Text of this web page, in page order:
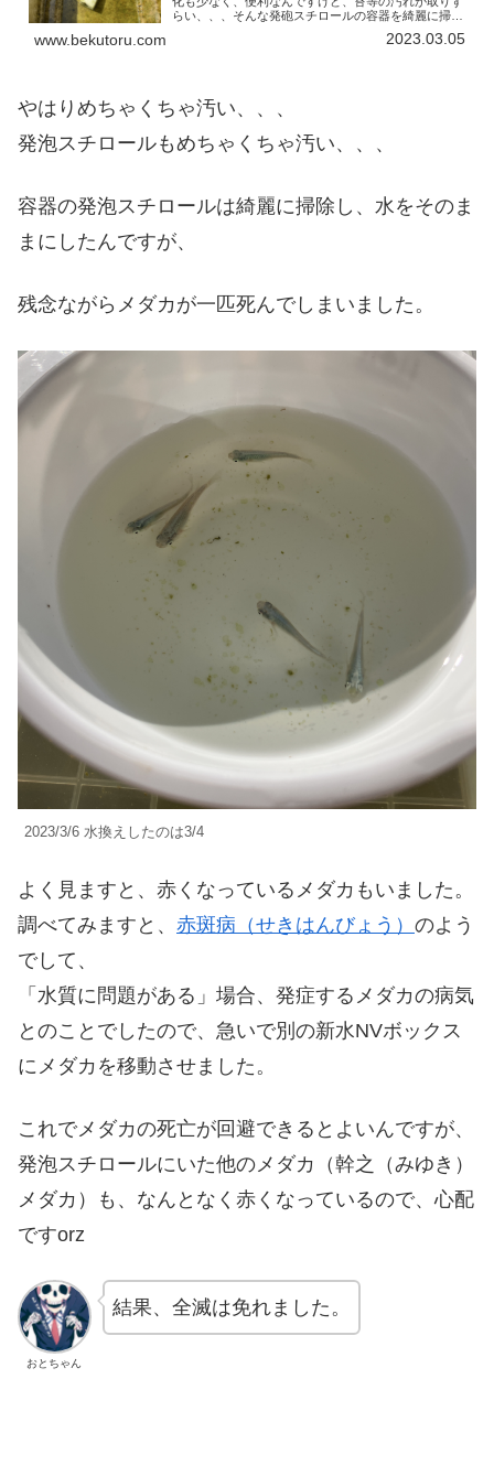
らい、、、そんな発砲スチロールの容器を綺麗に掃除
www.bekutoru.com 2023.03.05
やはりめちゃくちゃ汚い、、、
発泡スチロールもめちゃくちゃ汚い、、、
容器の発泡スチロールは綺麗に掃除し、水をそのま
まにしたんですが、
残念ながらメダカが一匹死んでしまいました。
2023/3/6 水換えしたのは3/4
よく見ますと、赤くなっているメダカもいました。
調べてみますと、 赤斑病（せきはんびょう） のよう
でして、
「水質に問題がある」場合、発症するメダカの病気
とのことでしたので、急いで別の新水NVボックス
にメダカを移動させました。
これでメダカの死亡が回避できるとよいんですが、
発泡スチロールにいた他のメダカ（幹之（みゆき）
メダカ）も、なんとなく赤くなっているので、心配
ですorz
おとちゃん
結果、全滅は免れました。